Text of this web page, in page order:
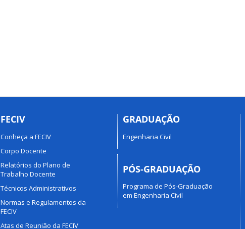
FECIV
Conheça a FECIV
Corpo Docente
Relatórios do Plano de
Trabalho Docente
Técnicos Administrativos
Normas e Regulamentos da
FECIV
Atas de Reunião da FECIV
GRADUAÇÃO
Engenharia Civil
PÓS-GRADUAÇÃO
Programa de Pós-Graduação
em Engenharia Civil